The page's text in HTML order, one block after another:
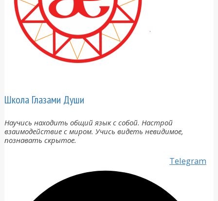
Школа Глазами Души
Научись находить общий язык с собой. Настрой
взаимодействие с миром. Учись видеть невидимое,
познавать скрытое.
Telegram